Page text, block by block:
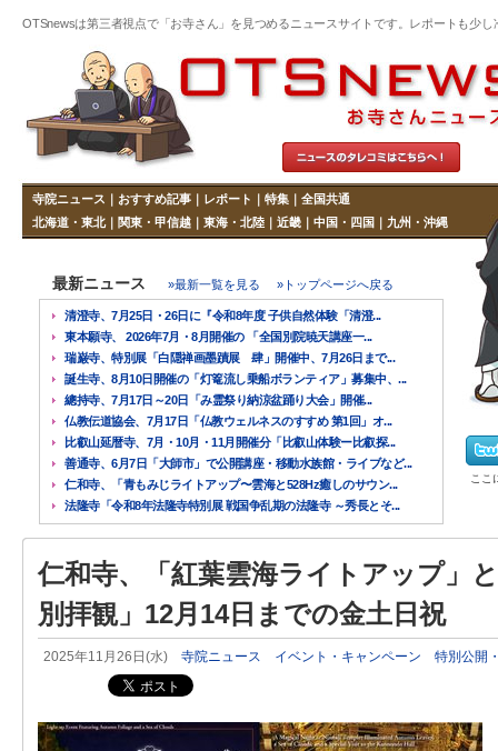
OTSnewsは第三者視点で「お寺さん」を見つめるニュースサイトです。レポートも少し
寺院ニュース ｜ おすすめ記事 ｜ レポート ｜ 特集 ｜ 全国共通
北海道・東北｜ 関東・甲信越 ｜ 東海・北陸 ｜ 近畿 ｜ 中国・四国 ｜ 九州・沖縄
最新ニュース »最新一覧を見る »トップページへ戻る
清澄寺、7月25日・26日に『令和8年度 子供自然体験「清澄...
東本願寺、 2026年7月・8月開催の 「全国別院暁天講座一...
瑞巌寺、特別展「白隠禅画墨蹟展 肆」開催中、7月26日まで...
誕生寺、8月10日開催の「灯篭流し乗船ボランティア」募集中、...
總持寺、7月17日～20日「み霊祭り納涼盆踊り大会」開催...
仏教伝道協会、7月17日「仏教ウェルネスのすすめ 第1回」オ...
比叡山延暦寺、7月・10月・11月開催分「比叡山体験ー比叡探...
善通寺、6月7日「大師市」で公開講座・移動水族館・ライブなど...
仁和寺、「青もみじライトアップ〜雲海と528Hz癒しのサウン...
法隆寺「令和8年法隆寺特別展 戦国争乱期の法隆寺 ～秀長とそ...
ここ
仁和寺、「紅葉雲海ライトアップ」
別拝観」12月14日までの金土日祝
2025年11月26日(水) 寺院ニュース イベント・キャンペーン 特別公開